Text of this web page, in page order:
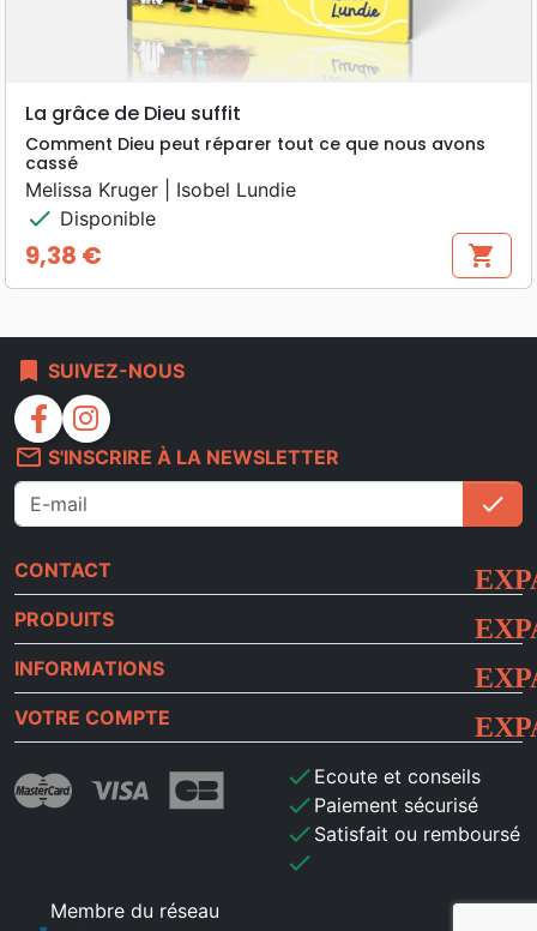
La grâce de Dieu suffit
Comment Dieu peut réparer tout ce que nous avons
cassé
Melissa Kruger | Isobel Lundie
check Disponible
Prix
9,38 € shopping_cart
bookmark SUIVEZ-NOUS
facebook
instagram
mail_outline S'INSCRIRE À LA NEWSLETTER
check
CONTACT
PRODUITS
INFORMATIONS
VOTRE COMPTE
check Ecoute et conseils
check Paiement sécurisé
check Satisfait ou remboursé
check
Membre du réseau